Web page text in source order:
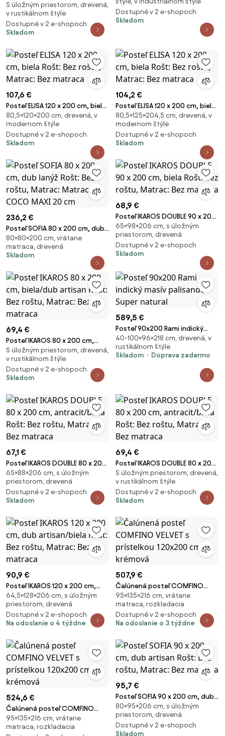
biela/dub sonoma Rošt: Bez
roštu, Matrac: Bez matraca
S úložným priestorom, drevená,
v rustikálnom štýle
Dostupné v 2 e-shopoch
Skladom
Bez matraca
Dostupné v 2 e-shopoch
Skladom
107,6 €
Posteľ ELISA 120 x 200 cm, biela
Rošt: Bez roštu, Matrac: Bez
matraca
80,5×120×200 cm, drevená, v
modernom štýle
Dostupné v 2 e-shopoch
Skladom
104,2 €
Posteľ ELISA 120 x 200 cm, biela
Rošt: Bez roštu, Matrac: Bez
matraca
80,5×125×204,5 cm, drevená, v
modernom štýle
Dostupné v 2 e-shopoch
Skladom
236,2 €
Posteľ SOFIA 80 x 200 cm, dub
lanýž Rošt: Bez roštu, Matrac:
Matrac COCO MAXI 20 cm
80×80×200 cm, vrátane
matraca, drevená
Skladom
68,9 €
Posteľ IKAROS DOUBLE 90 x 200
cm, biela Rošt: Bez roštu,
Matrac: Bez matraca
65×98×206 cm, s úložným
priestorom, drevená
Dostupné v 2 e-shopoch
Skladom
69,4 €
Posteľ IKAROS 80 x 200 cm,
biela/dub artisan Rošt: Bez
roštu, Matrac: Bez matraca
S úložným priestorom, drevená,
v rustikálnom štýle
Dostupné v 2 e-shopoch
Skladom
589,5 €
Posteľ 90x200 Rami indický
masív palisander Super natural
40-100×96×218 cm, drevená, v
rustikálnom štýle
Skladom
Doprava zadarmo
67,1 €
Posteľ IKAROS DOUBLE 80 x 200
cm, antracit/biela Rošt: Bez
roštu, Matrac: Bez matraca
65×88×206 cm, s úložným
priestorom, drevená
Dostupné v 2 e-shopoch
Skladom
69,4 €
Posteľ IKAROS DOUBLE 80 x 200
cm, antracit/biela Rošt: Bez
roštu, Matrac: Bez matraca
S úložným priestorom, drevená,
v rustikálnom štýle
Dostupné v 2 e-shopoch
Skladom
90,9 €
Posteľ IKAROS 120 x 200 cm,
dub artisan/biela Rošt: Bez
roštu, Matrac: Bez matraca
64,5×128×206 cm, s úložným
priestorom, drevená
Dostupné v 2 e-shopoch
Na odoslanie o 4 týždne
507,9 €
Čalúnená posteľ COMFINO
VELVET s prístelkou 120x200 cm
krémová
95×135×216 cm, vrátane
matraca, rozkladacia
Dostupné v 2 e-shopoch
Na odoslanie o 3 týždne
524,6 €
Čalúnená posteľ COMFINO
VELVET s prístelkou 120x200 cm
krémová
95×135×216 cm, vrátane
matraca, rozkladacia
95,7 €
Posteľ SOFIA 90 x 200 cm, dub
artisan Rošt: Bez roštu, Matrac:
Bez matraca
80×95×206 cm, s úložným
priestorom, drevená
Dostupné v 2 e-shopoch
Skladom